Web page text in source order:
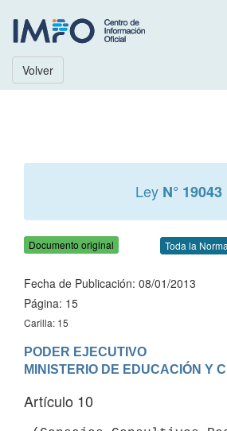
Volver
Ley N° 19043
Documento original Toda la Norma
Fecha de Publicación: 08/01/2013
Página: 15
Carilla: 15
PODER EJECUTIVO
Artículo 10